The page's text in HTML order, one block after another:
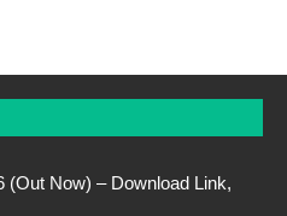
(Out Now) – Download Link,